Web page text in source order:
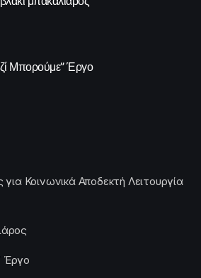
Μπορούμε” Έργο
για Κοινωνικά Αποδεκτή Λειτουργία
Έργο